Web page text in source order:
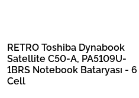
RETRO Toshiba Dynabook
Satellite C50-A, PA5109U-
1BRS Notebook Bataryası - 6
Cell